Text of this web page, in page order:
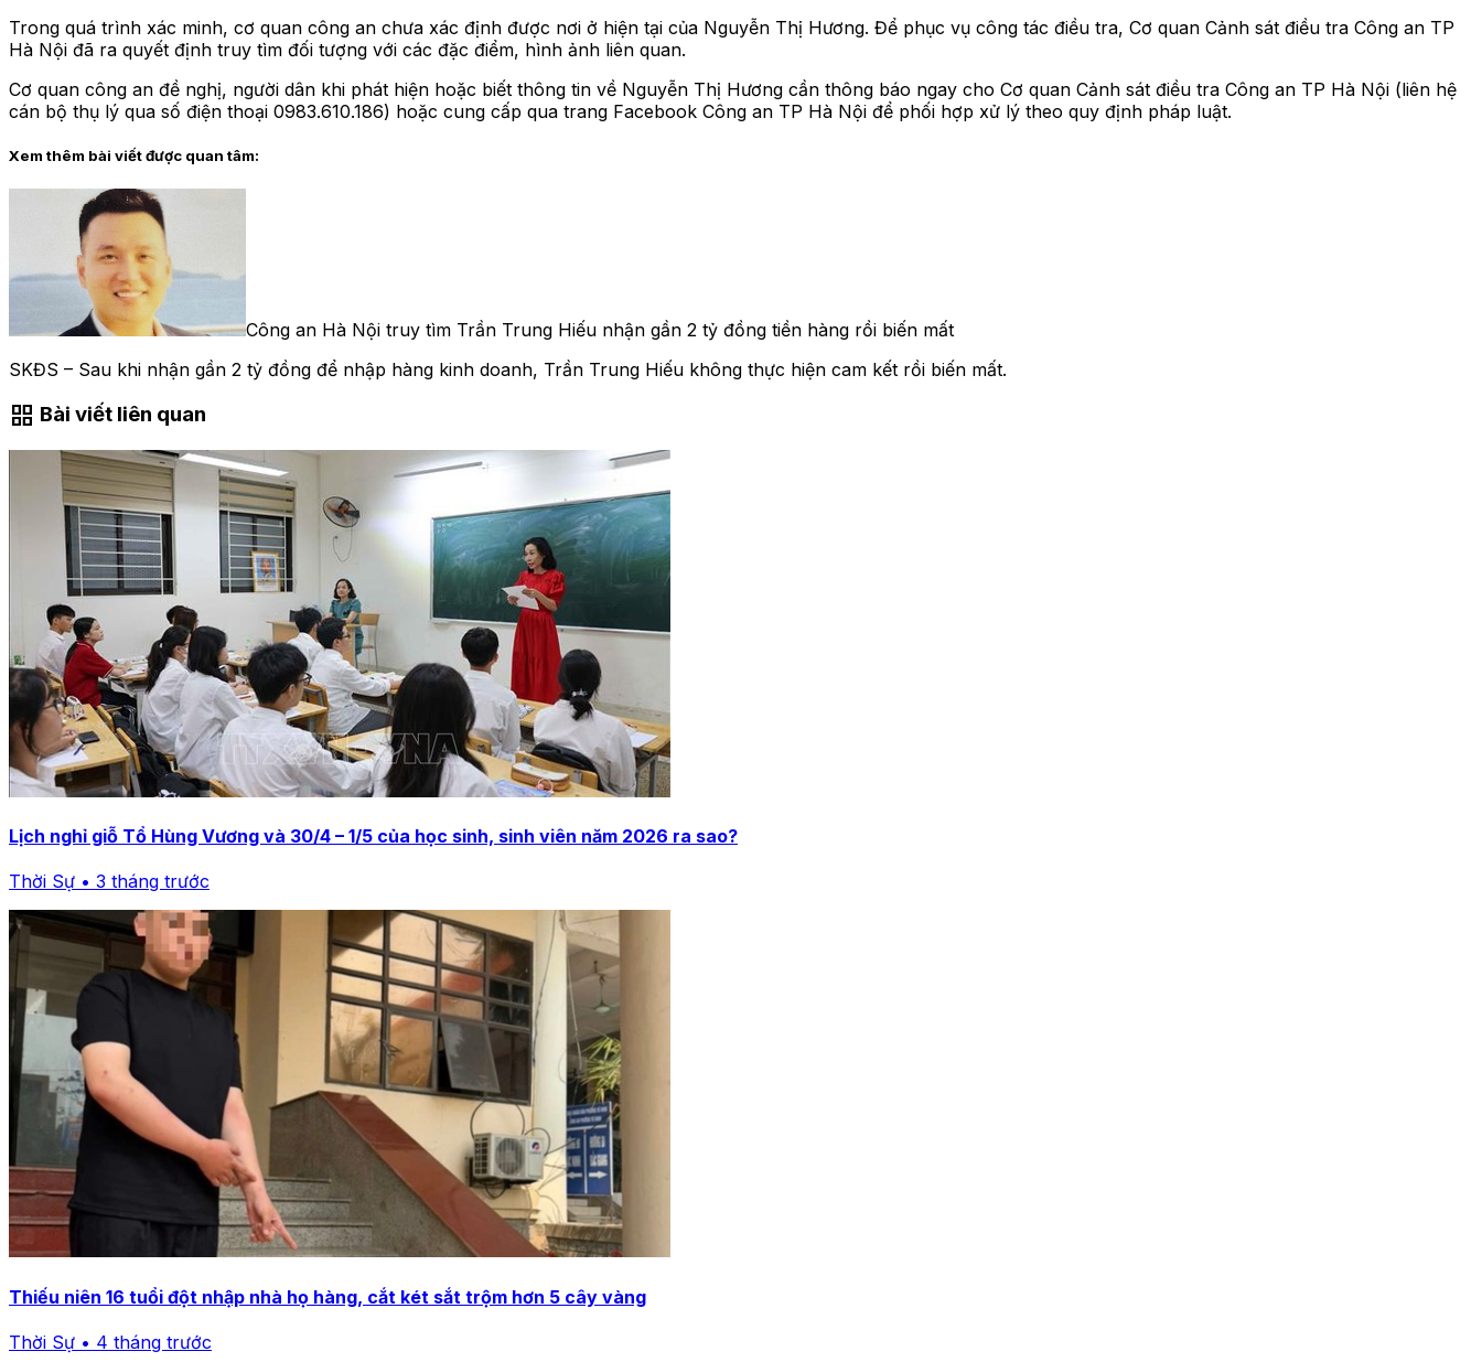
Trong quá trình xác minh, cơ quan công an chưa xác định được nơi ở hiện tại của Nguyễn Thị Hương. Để phục vụ công tác điều tra, Cơ quan Cảnh sát điều tra Công an TP
Hà Nội đã ra quyết định truy tìm đối tượng với các đặc điểm, hình ảnh liên quan.
Cơ quan công an đề nghị, người dân khi phát hiện hoặc biết thông tin về Nguyễn Thị Hương cần thông báo ngay cho Cơ quan Cảnh sát điều tra Công an TP Hà Nội (liên hệ
cán bộ thụ lý qua số điện thoại 0983.610.186) hoặc cung cấp qua trang Facebook Công an TP Hà Nội để phối hợp xử lý theo quy định pháp luật.
Xem thêm bài viết được quan tâm:
Công an Hà Nội truy tìm Trần Trung Hiếu nhận gần 2 tỷ đồng tiền hàng rồi biến mất
SKĐS – Sau khi nhận gần 2 tỷ đồng để nhập hàng kinh doanh, Trần Trung Hiếu không thực hiện cam kết rồi biến mất.
grid_view Bài viết liên quan
Lịch nghỉ giỗ Tổ Hùng Vương và 30/4 – 1/5 của học sinh, sinh viên năm 2026 ra sao?
Thời Sự • 3 tháng trước
Thiếu niên 16 tuổi đột nhập nhà họ hàng, cắt két sắt trộm hơn 5 cây vàng
Thời Sự • 4 tháng trước